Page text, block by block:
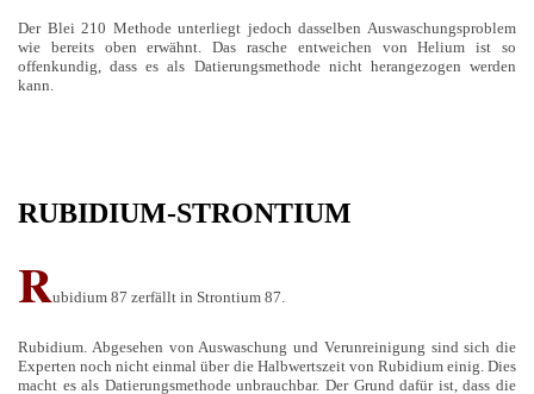
Der Blei 210 Methode unterliegt jedoch dasselben Auswaschungsproblem
wie bereits oben erwähnt. Das rasche entweichen von Helium ist so
offenkundig, dass es als Datierungsmethode nicht herangezogen werden
kann.
RUBIDIUM-STRONTIUM
Rubidium 87 zerfällt in Strontium 87.
Rubidium. Abgesehen von Auswaschung und Verunreinigung sind sich die
Experten noch nicht einmal über die Halbwertszeit von Rubidium einig. Dies
macht es als Datierungsmethode unbrauchbar. Der Grund dafür ist, dass die